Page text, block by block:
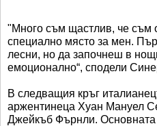
"Много съм щастлив, че съм
специално място за мен.
лесни, но да започнеш в
емоционално“, сподели
В следващия кръг
аржентинеца Хуан Мануел
Джейкъб Фърнли. Основната